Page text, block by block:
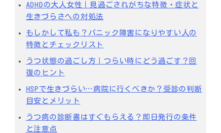
ADHDの大人女性｜見過ごされがちな特徴・症状と
生きづらさへの対処法
もしかして私も？パニック障害になりやすい人の
特徴とチェックリスト
うつ状態の過ごし方｜つらい時にどう過ごす？回
復のヒント
HSPで生きづらい…病院に行くべきか？受診の判断
目安とメリット
うつ病の診断書はすぐもらえる？即日発行の条件
と注意点